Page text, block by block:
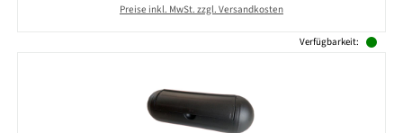
Preise inkl. MwSt. zzgl. Versandkosten
Verfügbarkeit: